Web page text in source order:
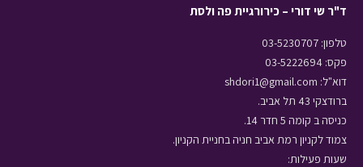
ד"ר שי דורי – כירורגיית פה ולסת
טלפון: 03-5230707
פקס: 03-5222694
דוא"ל: shdori1@gmail.com
ברודצקי 43 תל אביב.
כניסה ב קומה 5 חדר 14.
צמוד לקניון רמת אביב חניה בחניית הקניון.
שעות פעילות: